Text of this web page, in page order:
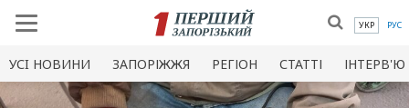
УКР РУС
УСI НОВИНИ ЗАПОРІЖЖЯ РЕГІОН СТАТТІ ІНТЕРВ'Ю